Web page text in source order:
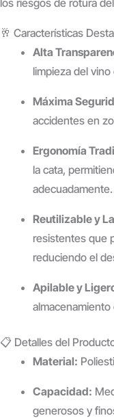
🥂 Características
Alta
limpieza del
Máxima
accidentes en
Ergonomía
la cata,
adecuadamente.
Reutilizable y
resistentes que
reduciendo el
Apilable y
📋 Detalles del
Material:
Capacidad:
generosos y